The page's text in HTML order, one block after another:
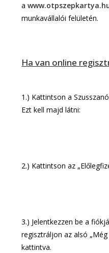
a
munkavállalói felületén.
Ha van online
1.) Kattintson a
Ezt kell majd látni:
2.) Kattintson az
3.) Jelentkezzen be a
regisztráljon az alsó
kattintva.